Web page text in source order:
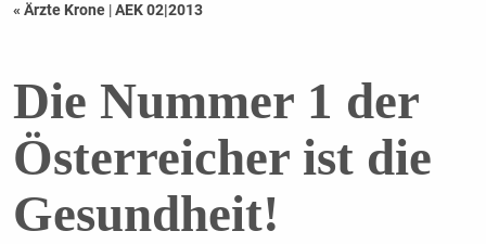
« Ärzte Krone |AEK 02|2013
Die Nummer 1 der
Österreicher ist die
Gesundheit!